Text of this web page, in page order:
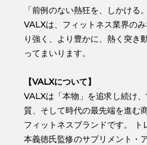
「前例のない熱狂を、しかける
VALXは、フィットネス業界の
り強く、より豊かに、熱く突き
ってまいります。
【VALXについて】
VALXは「本物」を追求し続け
質、そして時代の最先端を進む
フィットネスブランドです。 ト
本義徳⽒監修のサプリメント・